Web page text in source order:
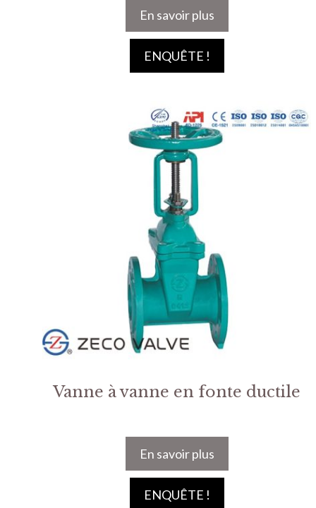
En savoir plus
ENQUÊTE !
Vanne à vanne en fonte ductile
En savoir plus
ENQUÊTE !